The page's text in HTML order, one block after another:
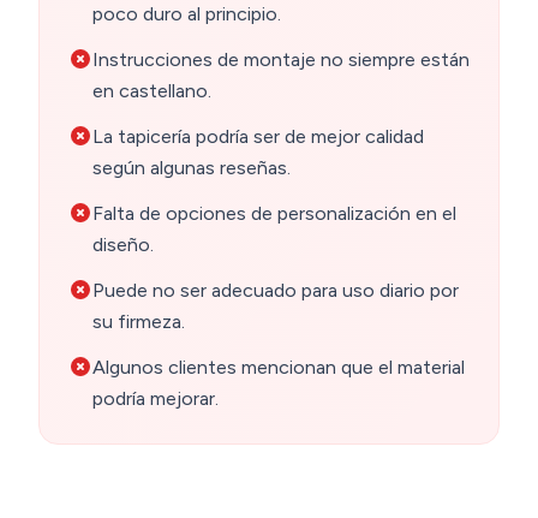
poco duro al principio.
Instrucciones de montaje no siempre están
en castellano.
La tapicería podría ser de mejor calidad
según algunas reseñas.
Falta de opciones de personalización en el
diseño.
Puede no ser adecuado para uso diario por
su firmeza.
Algunos clientes mencionan que el material
podría mejorar.